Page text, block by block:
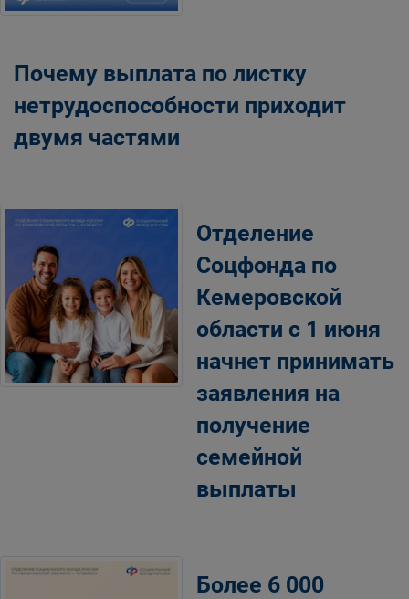
Почему выплата по листку
нетрудоспособности приходит
двумя частями
Отделение
Соцфонда по
Кемеровской
области с 1 июня
начнет принимать
заявления на
получение
семейной
выплаты
Более 6 000